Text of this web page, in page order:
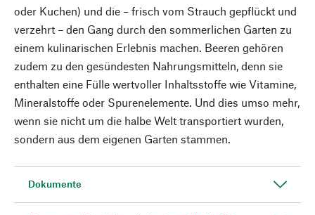
oder Kuchen) und die – frisch vom Strauch gepflückt und
verzehrt – den Gang durch den sommerlichen Garten zu
einem kulinarischen Erlebnis machen. Beeren gehören
zudem zu den gesündesten Nahrungsmitteln, denn sie
enthalten eine Fülle wertvoller Inhaltsstoffe wie Vitamine,
Mineralstoffe oder Spurenelemente. Und dies umso mehr,
wenn sie nicht um die halbe Welt transportiert wurden,
sondern aus dem eigenen Garten stammen.
Dokumente